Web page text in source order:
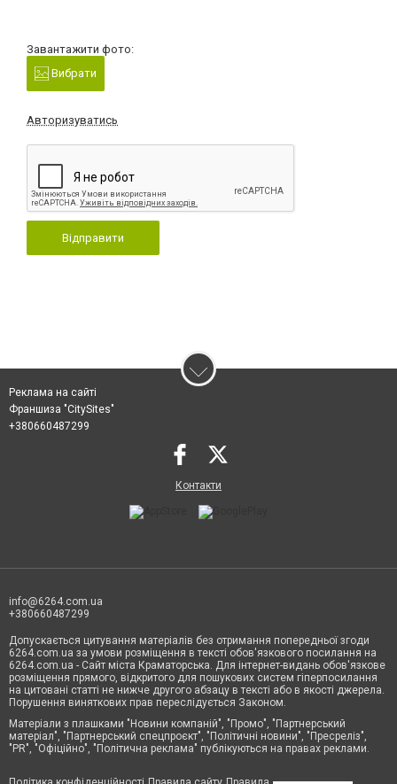
Завантажити фото:
Вибрати
Авторизуватись
Відправити
Реклама на сайті
Франшиза "CitySites"
+380660487299
Контакти
info@6264.com.ua
+380660487299
Допускається цитування матеріалів без отримання попередньої згоди
6264.com.ua за умови розміщення в тексті обов'язкового посилання на
6264.com.ua - Сайт міста Краматорська. Для інтернет-видань обов'язкове
розміщення прямого, відкритого для пошукових систем гіперпосилання
на цитовані статті не нижче другого абзацу в тексті або в якості джерела.
Порушення виняткових прав переслідується Законом.
Матеріали з плашками "Новини компаній", "Промо", "Партнерський
матеріал", "Партнерський спецпроєкт", "Політичні новини", "Пресреліз",
"PR", "Офіційно", "Політична реклама" публікуються на правах реклами.